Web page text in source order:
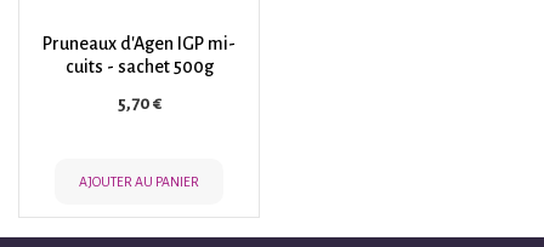
Pruneaux d'Agen IGP mi-
cuits - sachet 500g
Prix
5,70 €
AJOUTER AU PANIER